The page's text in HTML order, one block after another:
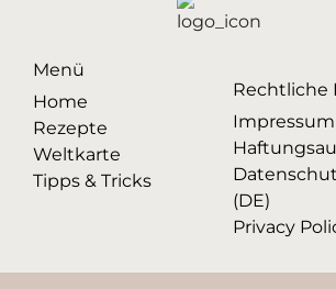
Menü
Home
Rezepte
Weltkarte
Tipps & Tricks
Rechtliche
Impressum
(DE)
Privacy